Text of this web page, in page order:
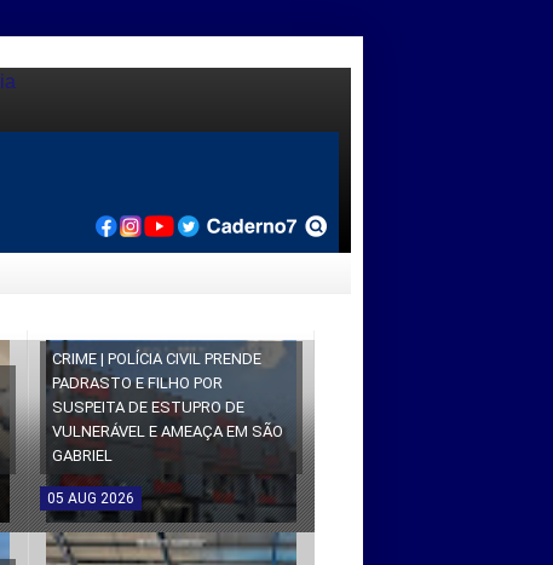
CRIME | POLÍCIA CIVIL PRENDE
PADRASTO E FILHO POR
SUSPEITA DE ESTUPRO DE
VULNERÁVEL E AMEAÇA EM SÃO
GABRIEL
05 AUG 2026